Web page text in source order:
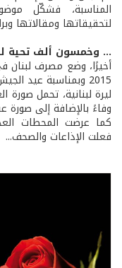
المناسبة، فشكّل
لتحقيقاتها ومقالاتها
... وخمسون ألف تحية
أخيرًا، وضع مصرف لبنان
2015 وبمناسبة عيد
ليرة لبنانية، تحمل
وفاءً بالإضافة إلى صورة
كما عرضت المحطات
فعلت الإذاعات والصحف...